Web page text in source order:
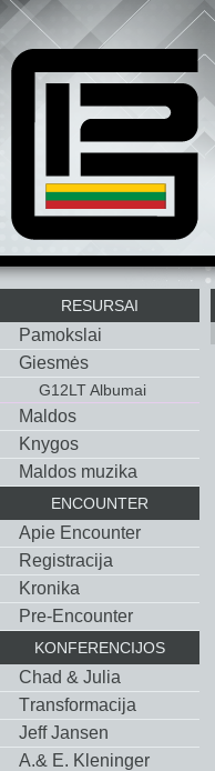
RESURSAI
Pamokslai
Giesmės
G12LT Albumai
Maldos
Knygos
Maldos muzika
ENCOUNTER
Apie Encounter
Registracija
Kronika
Pre-Encounter
KONFERENCIJOS
Chad & Julia
Тransformacija
Jeff Jansen
A.& E. Kleninger